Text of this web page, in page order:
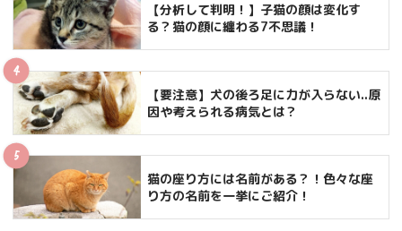
【分析して判明！】子猫の顔は変化す
る？猫の顔に纏わる7不思議！
【要注意】犬の後ろ足に力が入らない..原
因や考えられる病気とは？
猫の座り方には名前がある？！色々な座
り方の名前を一挙にご紹介！